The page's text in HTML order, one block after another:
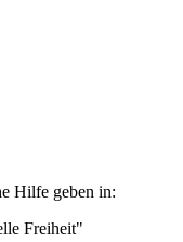
Hilfe geben in:
Freiheit"